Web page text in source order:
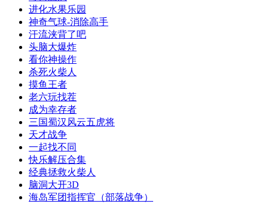
进化水果乐园
神奇气球-消除高手
汗流浃背了吧
头脑大爆炸
看你神操作
杀死火柴人
摸鱼王者
老六玩找茬
成为幸存者
三国蜀汉风云五虎将
天才战争
一起找不同
快乐解压合集
经典拯救火柴人
脑洞大开3D
海岛军团指挥官（部落战争）